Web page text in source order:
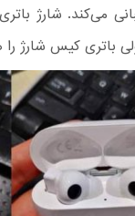
باتری کیس شارژ را